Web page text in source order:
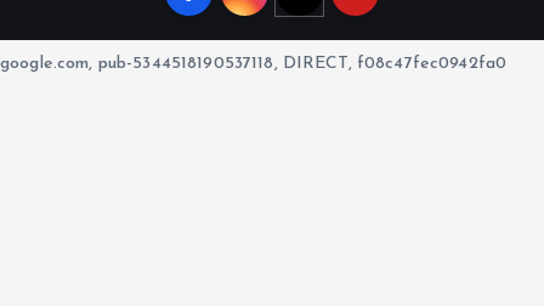
google.com, pub-5344518190537118, DIRECT, f08c47fec0942fa0